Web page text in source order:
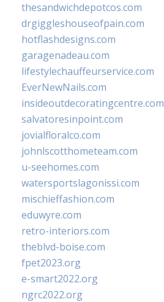
thesandwichdepotcos.com
drgiggleshouseofpain.com
hotflashdesigns.com
garagenadeau.com
lifestylechauffeurservice.com
EverNewNails.com
insideoutdecoratingcentre.com
salvatoresinpoint.com
jovialfloralco.com
johnlscotthometeam.com
u-seehomes.com
watersportslagonissi.com
mischieffashion.com
eduwyre.com
retro-interiors.com
theblvd-boise.com
fpet2023.org
e-smart2022.org
ngrc2022.org